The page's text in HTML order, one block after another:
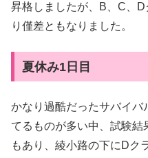
昇格しましたが、B、C、
り僅差ともなりました。
夏休み1日目
かなり過酷だったサバイ
てるものが多い中、試験結
もあり、綾小路の下にDク